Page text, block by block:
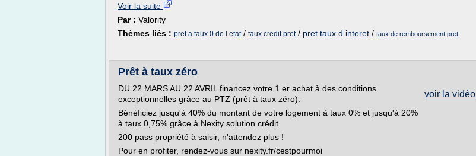
Voir la suite
Par : Valority
Thèmes liés : pret a taux 0 de l etat/ taux credit pret/ pret taux d interet / taux de remboursement pret
Prêt à taux zéro
voir la vidéo
DU 22 MARS AU 22 AVRIL financez votre 1 er achat à des conditions
exceptionnelles grâce au PTZ (prêt à taux zéro).
Bénéficiez jusqu'à 40% du montant de votre logement à taux 0% et jusqu'à 20%
à taux 0,75% grâce à Nexity solution crédit.
200 pass propriété à saisir, n'attendez plus !
Pour en profiter, rendez-vous sur nexity.fr/cestpourmoi